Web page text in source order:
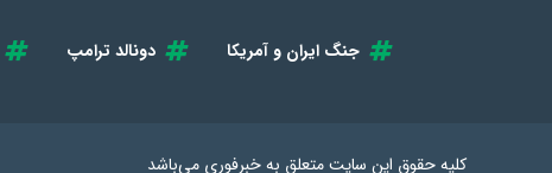
جنگ ایران و آمریکا
دونالد ترامپ
کلیه حقوق این سایت متعلق بهخبرفوری می‌باشد